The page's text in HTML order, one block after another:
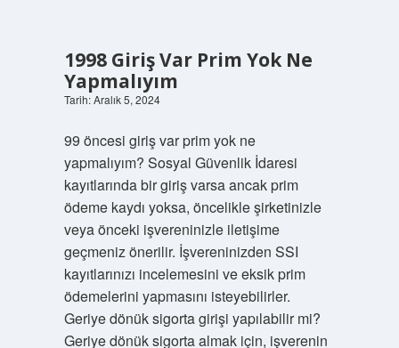
1998 Giriş Var Prim Yok Ne
Yapmalıyım
Tarih: Aralık 5, 2024
99 öncesi giriş var prim yok ne
yapmalıyım? Sosyal Güvenlik İdaresi
kayıtlarında bir giriş varsa ancak prim
ödeme kaydı yoksa, öncelikle şirketinizle
veya önceki işvereninizle iletişime
geçmeniz önerilir. İşvereninizden SSI
kayıtlarınızı incelemesini ve eksik prim
ödemelerini yapmasını isteyebilirler.
Geriye dönük sigorta girişi yapılabilir mi?
Geriye dönük sigorta almak için, işverenin